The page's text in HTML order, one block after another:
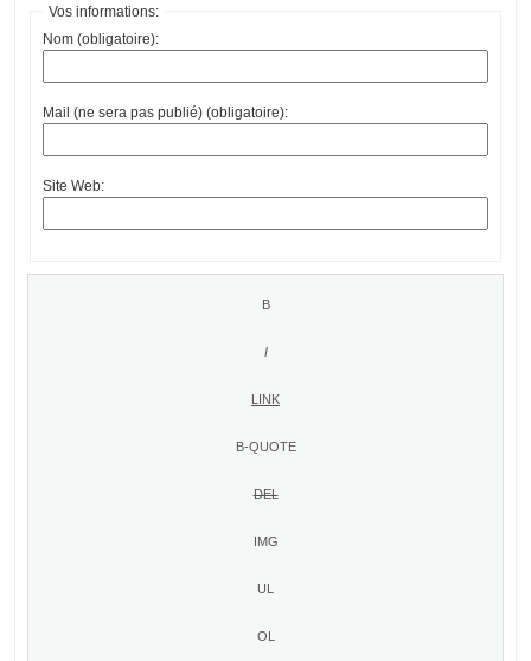
Vos informations:
Nom (obligatoire):
Mail (ne sera pas publié) (obligatoire):
Site Web: